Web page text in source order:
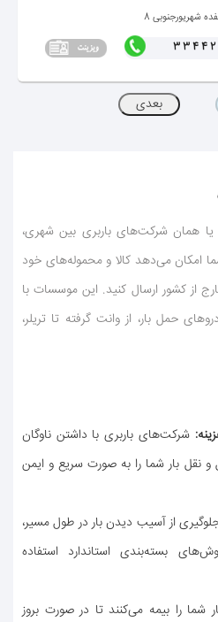
شهریورجنوبی 8
یا همان شركت‌های باربری بین شهری،
امكان می‌دهد كالا و محموله‌های خود
از كشور ارسال كنید. این موسسات با
حمل بار، از وانت گرفته تا تریلر،
: شركت‌های باربری با داشتن ناوگان
نقل بار شما را به صورت سریع و ایمن
از آسیب دیدن بار در طول مسیر،
بسته‌بندی استاندارد استفاده
شما را بیمه می‌كنند تا در صورت بروز